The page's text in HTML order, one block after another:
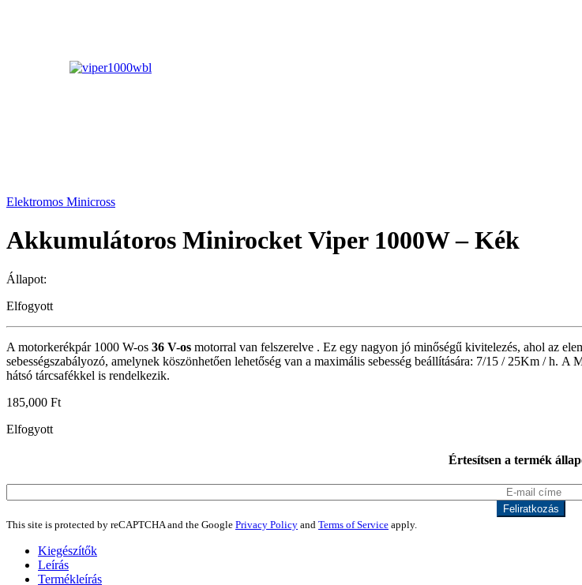
Elektromos Minicross
Akkumulátoros Minirocket Viper 1000W – Kék
Állapot:
Elfogyott
A motorkerékpár 1000 W-os 36 V-os motorral van felszerelve . Ez egy nagyon jó minőségű kivitelezés, ahol az
sebességszabályozó, amelynek köszönhetően lehetőség van a maximális sebesség beállítására: 7/15 / 25Km / h.
hátsó tárcsafékkel is rendelkezik.
185,000 Ft
Elfogyott
Értesítsen a termék
This site is protected by reCAPTCHA and the Google Privacy Policy and Terms of Service apply.
Kiegészítők
Leírás
Termékleírás